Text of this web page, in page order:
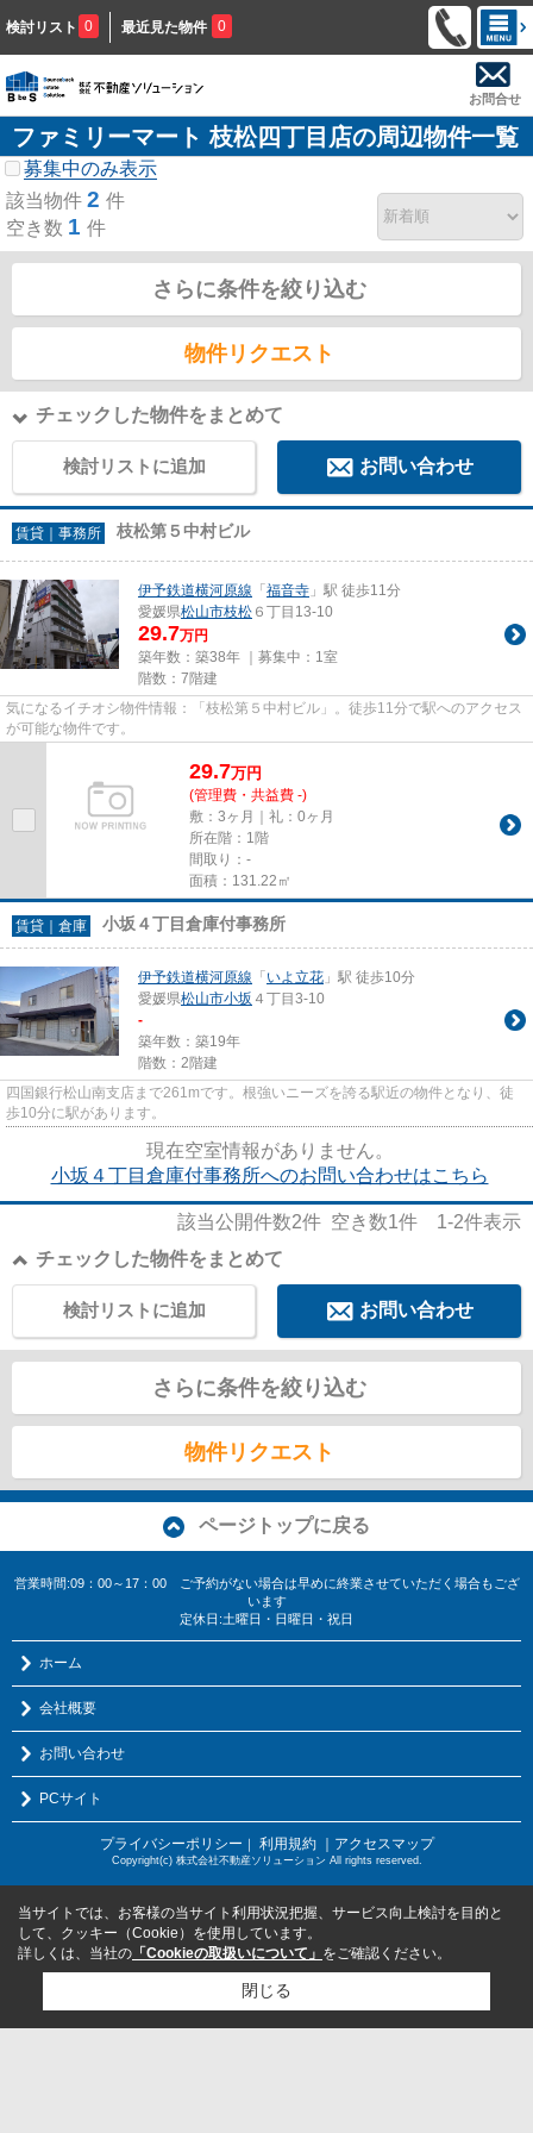
検討リスト 0 最近見た物件 0
お問合せ
ファミリーマート 枝松四丁目店の周辺物件一覧
募集中のみ表示
該当物件 2 件
空き数 1 件
さらに条件を絞り込む
物件リクエスト
チェックした物件をまとめて
検討リストに追加 お問い合わせ
賃貸｜事務所 枝松第５中村ビル
伊予鉄道横河原線 「 福音寺 」駅 徒歩11分
愛媛県松山市枝松 ６丁目13-10
29.7万円
築年数：築38年 ｜募集中： 1室
階数：7階建
気になるイチオシ物件情報：「枝松第５中村ビル」。徒歩11分で駅へのアクセス
が可能な物件です。
29.7万円
(管理費・共益費 -)
敷：3ヶ月｜礼：0ヶ月
所在階：1階
間取り：-
面積：131.22㎡
賃貸｜倉庫 小坂４丁目倉庫付事務所
伊予鉄道横河原線 「 いよ立花 」駅 徒歩10分
愛媛県松山市小坂 ４丁目3-10
-
築年数：築19年
階数：2階建
四国銀行松山南支店まで261mです。根強いニーズを誇る駅近の物件となり、徒
歩10分に駅があります。
現在空室情報がありません。
小坂４丁目倉庫付事務所へのお問い合わせはこちら
該当公開件数2件 空き数1件 1-2件表示
チェックした物件をまとめて
お問い合わせ
検討リストに追加
さらに条件を絞り込む
物件リクエスト
ページトップに戻る
営業時間:09：00～17：00 ご予約がない場合は早めに終業させていただく場合もござ
います
定休日:土曜日・日曜日・祝日
ホーム
会社概要
お問い合わせ
PCサイト
プライバシーポリシー ｜ 利用規約 ｜アクセスマップ
Copyright(c) 株式会社不動産ソリューション All rights reserved.
当サイトでは、お客様の当サイト利用状況把握、サービス向上検討を目的と
して、クッキー（Cookie）を使用しています。
詳しくは、当社の 「Cookieの取扱いについて」 をご確認ください。
閉じる